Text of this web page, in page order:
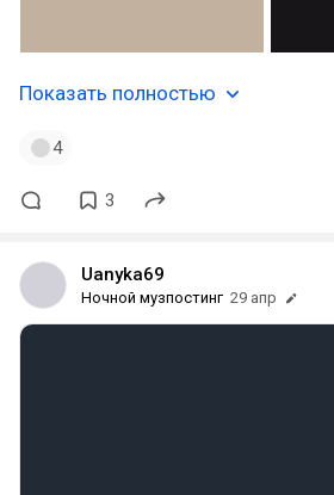
Показать полностью
4
3
Uanyka69
Ночной музпостинг 29 апр